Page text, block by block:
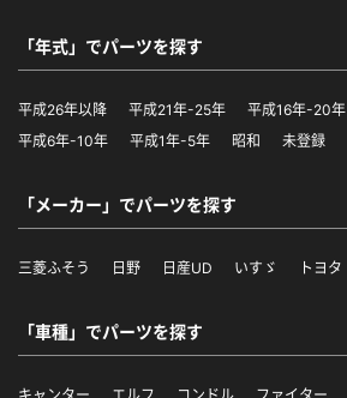
「年式」でパーツを探す
平成26年以降 平成21年-25年 平成16年-20年
平成6年-10年
平成1年-5年 昭和 未登録
「メーカー」でパーツを探す
三菱ふそう 日野 日産UD いすゞ トヨタ
「車種」でパーツを探す